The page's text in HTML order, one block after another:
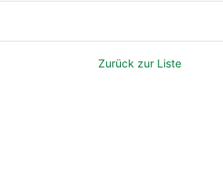
Zurück zur Liste